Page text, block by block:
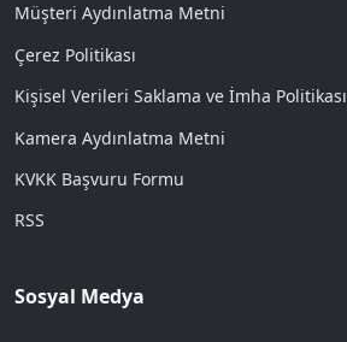
Müşteri Aydınlatma Metni
Çerez Politikası
Kişisel Verileri Saklama ve İmha Politikası
Kamera Aydınlatma Metni
KVKK Başvuru Formu
RSS
Sosyal Medya